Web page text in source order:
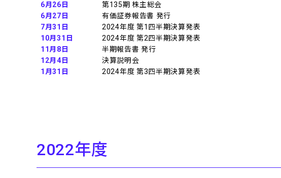
6月26日
第135期 株主総会
6月27日
有価証券報告書 発行
7月31日
2024年度 第1四半期決算発表
10月31日
2024年度 第2四半期決算発表
11月8日
半期報告書 発行
12月4日
決算説明会
1月31日
2024年度 第3四半期決算発表
2022年度